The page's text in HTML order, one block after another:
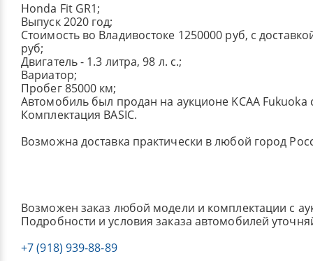
Honda Fit GR1;
Выпуск 2020 год;
Стоимость во Владивостоке 1250000 руб, с
руб;
Двигатель - 1.3 литра, 98 л. с.;
Вариатор;
Пробег 85000 км;
Автомобиль был продан на аукционе KCAA Fukuoka
Комплектация BASIC.
Возможна доставка практически в любой город
Возможен заказ любой модели и комплектации с
Подробности и условия заказа автомобилей
+7 (918) 939-88-89